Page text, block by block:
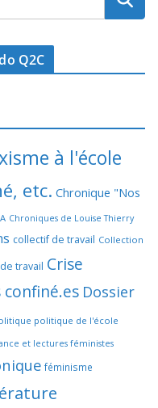
Q2C
à l'école
etc. Chronique "Nos
Chroniques de Louise Thierry
collectif de travail Collection
travail Crise
Dossier
politique de l'école
et lectures féministes
féminisme